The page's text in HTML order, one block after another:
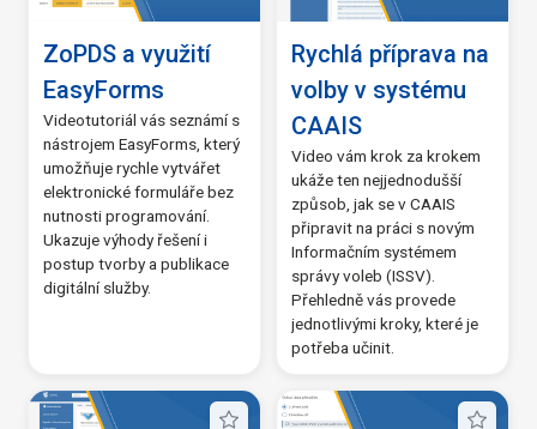
ZoPDS a využití
EasyForms
Videotutoriál vás seznámí s
nástrojem EasyForms, který
umožňuje rychle vytvářet
elektronické formuláře bez
nutnosti programování.
Ukazuje výhody řešení i
postup tvorby a publikace
digitální služby.
Rychlá příprava na
volby v systému
CAAIS
Video vám krok za krokem
ukáže ten nejjednodušší
způsob, jak se v CAAIS
připravit na práci s novým
Informačním systémem
správy voleb (ISSV).
Přehledně vás provede
jednotlivými kroky, které je
potřeba učinit.